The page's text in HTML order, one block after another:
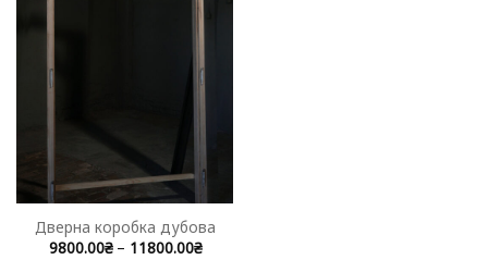
Дверна коробка дубова
9800.00₴ – 11800.00₴Price
range: